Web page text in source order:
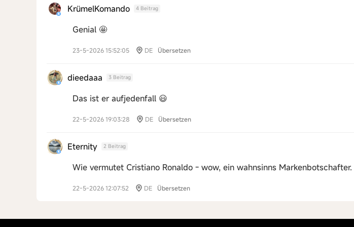
KrümelKomando 4 Beitrag
Genial 🤩
23-5-2026 15:52:05 DE Übersetzen
dieedaaa 3 Beitrag
Das ist er aufjedenfall 😃
22-5-2026 19:03:28 DE Übersetzen
Eternity 2 Beitrag
Wie vermutet Cristiano Ronaldo - wow, ein wahnsinns Markenbotschafter.
22-5-2026 12:07:52 DE Übersetzen